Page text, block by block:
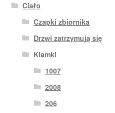
Ciało
Czapki zbiornika
Drzwi zatrzymują się
Klamki
1007
2008
206